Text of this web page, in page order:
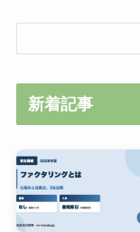
新着記事